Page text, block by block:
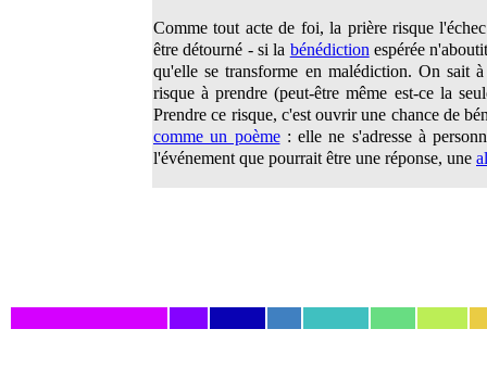
Comme tout acte de foi, la prière risque
être détourné - si la bénédictionespérée
qu'elle se transforme en malédiction. On sait
risque à prendre (peut-être même est-ce la
Prendre ce risque, c'est ouvrir une chance de
comme un poème: elle ne s'adresse à
l'événement que pourrait être une réponse, une